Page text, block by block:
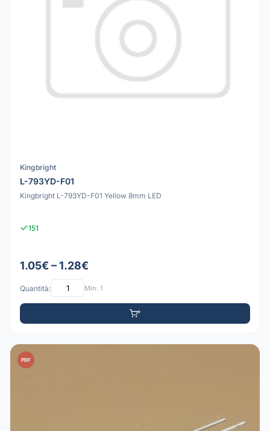
Kingbright
L-793YD-F01
Kingbright L-793YD-F01 Yellow 8mm LED
151
1.05€ – 1.28€
Quantità: Min: 1
PDF